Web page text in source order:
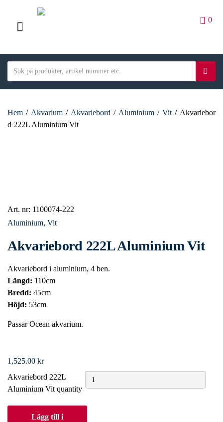
M
E
N
U
a
e
g
e
e
a
c
h
S
0
Hem / Akvarium / Akvariebord / Aluminium / Vit / Akvariebor
d 222L Aluminium Vit
Art. nr: 1100074-222
Aluminium, Vit
Akvariebord 222L Aluminium Vit
Akvariebord i aluminium, 4 ben.
Längd: 110cm
Bredd: 45cm
Höjd: 53cm
Passar Ocean akvarium.
1,525.00 kr
Akvariebord 222L
Aluminium Vit quantity
Lägg till i